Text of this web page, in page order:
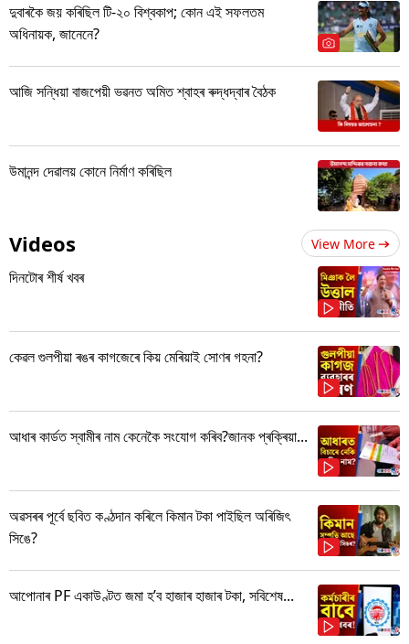
দুবাৰকৈ জয় কৰিছিল টি-২০ বিশ্বকাপ; কোন এই সফলতম
অধিনায়ক, জানেনে?
আজি সন্ধিয়া বাজপেয়ী ভৱনত অমিত শ্বাহৰ ৰুদ্ধদ্বাৰ বৈঠক
উমানন্দ দেৱালয় কোনে নিৰ্মাণ কৰিছিল
Videos View More
দিনটোৰ শীৰ্ষ খবৰ
কেৱল গুলপীয়া ৰঙৰ কাগজেৰে কিয় মেৰিয়াই সোণৰ গহনা?
আধাৰ কাৰ্ডত স্বামীৰ নাম কেনেকৈ সংযোগ কৰিব?জানক প্ৰক্ৰিয়া...
অৱসৰৰ পূৰ্বে ছবিত কণ্ঠদান কৰিলে কিমান টকা পাইছিল অৰিজিৎ
সিঙে?
আপোনাৰ PF একাউণ্টত জমা হ’ব হাজাৰ হাজাৰ টকা, সবিশেষ...